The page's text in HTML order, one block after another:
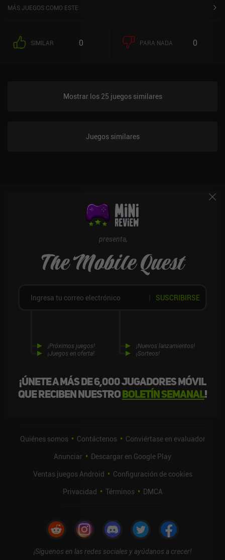
que ganamos rápidamente jugando o viendo anuncios. Me gusta
gastar dinero real para desbloquear pistas.
MÁS JUEGOS COMO ESTE
SIMILAR 0 PARA NADA 0
Mostrar los 25 juegos similares
Juegos similares
presenta,
The Mobile Quest
¡Únete a más de 6,000 jugadores móvil
que reciben nuestroboletín semanal!
¡Próximos juegos!
¡Juegos en oferta!
¡Nuevos lanzamientos!
¡Sorteos!
SUSCRIBIRSE
Quiénes somos Contáctenos
Conviértase en evaluador
Anunciar
Descargar en Google Play
Ventas juegos Android
Configuración de cookies
Privacidad
Términos DMCA
¡Síguenos en las redes sociales y ayúdanos a crecer!